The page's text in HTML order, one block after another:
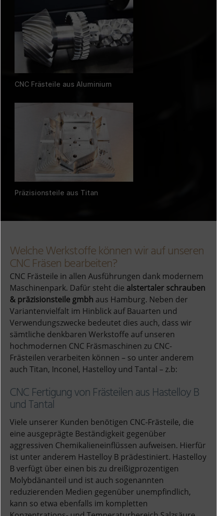
CNC Frästeile aus Aluminium
Präzisionsteile aus Titan
Welche Werkstoffe können wir auf unseren
CNC Fräsen bearbeiten?
CNC Frästeile in allen Ausführungen dank modernem
Maschinenpark. Dafür steht die alstertaler schrauben
& präzisionsteile gmbh aus Hamburg. Neben der
Variantenvielfalt im Hinblick auf Bauarten und
Verwendungszwecke bedeutet dies auch, dass wir
sämtliche denkbaren Werkstoffe auf unseren
hochmodernen CNC Fräsmaschinen zu CNC-
Frästeilen verarbeiten können – so unter anderem
auch Titan, Inconel, Hastelloy und Tantal – z.b:
CNC Fertigung von Frästeilen aus Hastelloy B
und Tantal
Viele unserer Kunden benötigen CNC-Frästeile, die
eine ausgeprägte Beständigkeit gegenüber
aggressiven Chemikalieneinflüssen aufweisen. Hierfür
ist unter anderem Hastelloy B prädestiniert. Hastelloy
B verfügt über einen bis zu dreißigprozentigen
Molybdänanteil und ist auch sogenannten
reduzierenden Medien gegenüber unempfindlich,
kann so etwa ebenfalls im kompletten